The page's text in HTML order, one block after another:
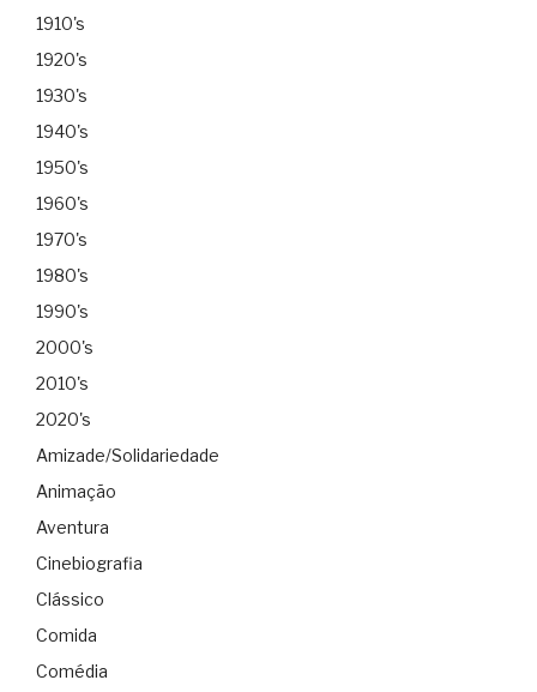
1910's
1920's
1930's
1940's
1950's
1960's
1970's
1980's
1990's
2000's
2010's
2020's
Amizade/Solidariedade
Animação
Aventura
Cinebiografia
Clássico
Comida
Comédia